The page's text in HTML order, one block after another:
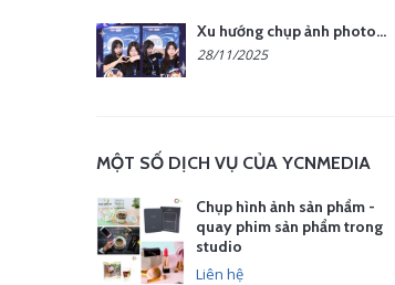
Xu hướng chụp ảnh photobooth tại các sự kiện hiện nay
28/11/2025
MỘT SỐ DỊCH VỤ CỦA YCNMEDIA
Chụp hình ảnh sản phẩm -
quay phim sản phẩm trong
studio
Liên hệ